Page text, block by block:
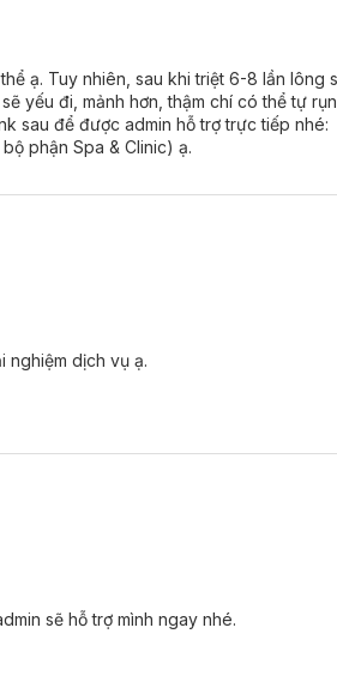
ạ. Tuy nhiên, sau khi triệt 6-8 lần lông
yếu đi, mảnh hơn, thậm chí có thể tự
sau để được admin hỗ trợ trực tiếp nhé:
phận Spa & Clinic) ạ.
nghiệm dịch vụ ạ.
sẽ hỗ trợ mình ngay nhé.